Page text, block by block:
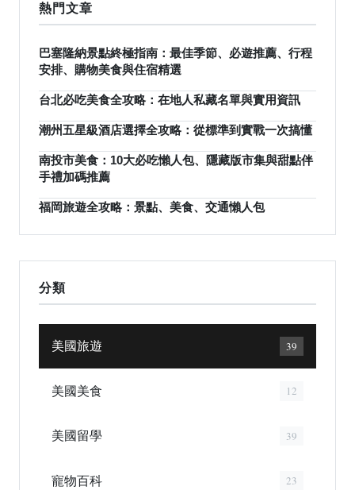
熱門文章
巴塞隆納景點終極指南：最佳季節、必遊推薦、行程
安排、購物美食與住宿精選
台北必吃美食全攻略：在地人私藏名單與實用資訊
潮州五星級酒店選擇全攻略：從標準到實戰一次搞懂
南投市美食：10大必吃懶人包、隱藏版市集與甜點伴
手禮加碼推薦
福岡旅遊全攻略：景點、美食、交通懶人包
分類
美國旅遊 39
美國美食 12
美國留學 39
寵物百科 23